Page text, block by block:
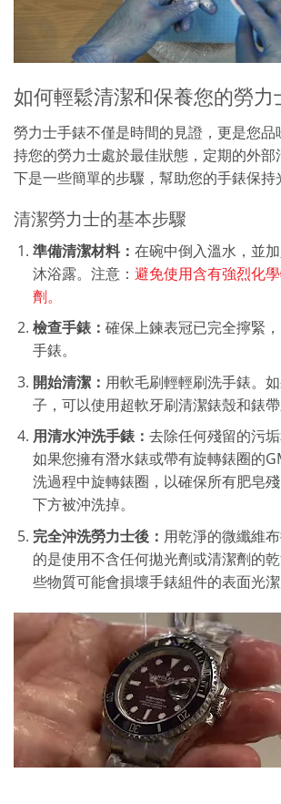
如何輕鬆清潔和保養您的勞力
勞力士手錶不僅是時間的見證，更是您品
持您的勞力士處於最佳狀態，定期的外部
下是一些簡單的步驟，幫助您的手錶保持
清潔勞力士的基本步驟
準備清潔材料： 在碗中倒入溫水，並
沐浴露。注意： 避免使用含有強烈化
劑。
檢查手錶： 確保上鍊表冠已完全擰緊
手錶。
開始清潔： 用軟毛刷輕輕刷洗手錶。
子，可以使用超軟牙刷清潔錶殼和錶帶
用清水沖洗手錶： 去除任何殘留的污垢
如果您擁有潛水錶或帶有旋轉錶圈的
洗過程中旋轉錶圈，以確保所有肥皂
下方被沖洗掉。
完全沖洗勞力士後： 用乾淨的微纖維
的是使用不含任何拋光劑或清潔劑的
些物質可能會損壞手錶組件的表面光潔